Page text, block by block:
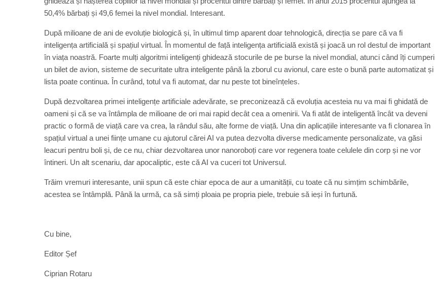
50,4% bărbați și 49,6 femei la nivel mondial. Interesant.
După milioane de ani de evoluție biologică și, în ultimul timp aparent doar tehnologică, direcția se pare că va fi
inteligența artificială și spațiul virtual. În momentul de față inteligența artificială există și joacă un rol destul de important
în viața noastră. Foarte mulți algoritmi inteligenți ghidează stocurile de pe burse la nivel mondial, atunci când îți cumperi
un bilet de avion, sisteme de securitate ultra inteligente până la zborul cu avionul, care este o bună parte automatizat și
lista poate continua. În curând, totul va fi automat, dar nu peste tot bineînțeles.
După dezvoltarea primei inteligențe artificiale adevărate, se preconizează că evoluția acesteia nu va mai fi ghidată de
oameni și că se va întâmpla de milioane de ori mai rapid decât cea a omenirii. Va fi atât de inteligentă încât va deveni
practic o formă de viață care va crea, la rândul său, alte forme de viață. Una din aplicațiile interesante va fi clonarea în
spațiul virtual a unei ființe umane cu ajutorul cărei AI va putea dezvolta diverse medicamente personalizate, va găsi
leacuri pentru boli și, de ce nu, chiar dezvoltarea unor nanoroboți care vor regenera toate celulele din corp și ne vor
întineri. Un alt scenariu, dar apocaliptic, este că AI va cuceri tot Universul.
Trăim vremuri interesante, unii spun că este chiar epoca de aur a umanității, cu toate că nu simțim schimbările,
acestea se întâmplă. Până la urmă, ca să simți ploaia pe propria piele, trebuie să ieși în furtună.
Cu bine,
Editor Șef
Ciprian Rotaru